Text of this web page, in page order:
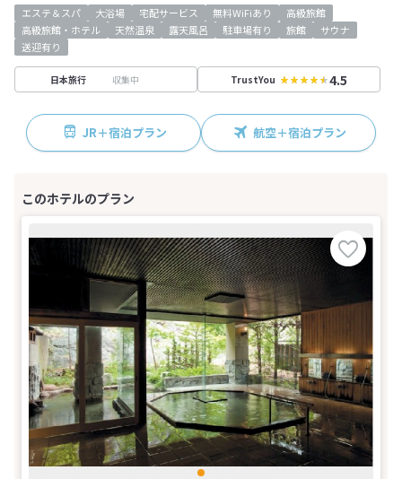
エステ＆スパ 大浴場 宅配サービス 無料WiFiあり
高級旅館
高級旅館・ホテル
天然温泉 露天風呂 駐車場有り 旅館
サウナ
送迎有り
日本旅行 収集中 TrustYou 4.5
JR＋宿泊プラン 航空＋宿泊プラン